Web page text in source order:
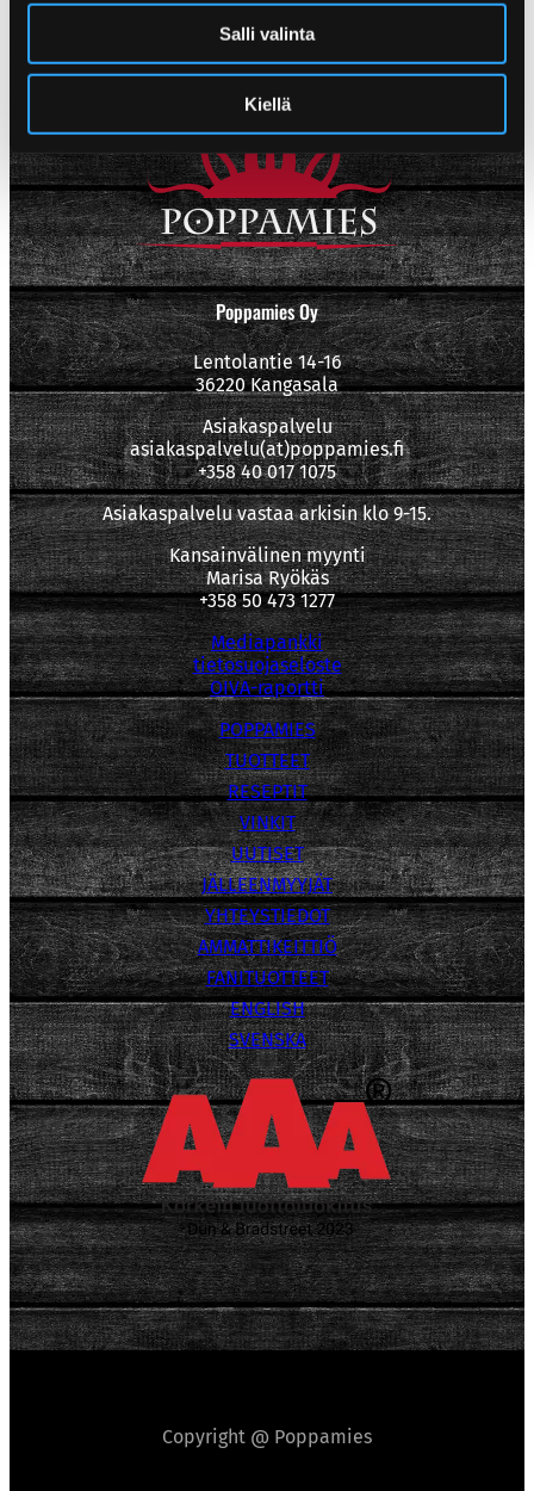
Salli valinta
Kiellä
Poppamies Oy
Lentolantie 14-16
36220 Kangasala
Asiakaspalvelu
asiakaspalvelu(at)poppamies.fi
+358 40 017 1075
Asiakaspalvelu vastaa arkisin klo 9-15.
Kansainvälinen myynti
Marisa Ryökäs
+358 50 473 1277
Mediapankki
tietosuojaseloste
OIVA-raportti
POPPAMIES
TUOTTEET
RESEPTIT
VINKIT
UUTISET
JÄLLEENMYYJÄT
YHTEYSTIEDOT
AMMATTIKEITTIÖ
FANITUOTTEET
ENGLISH
SVENSKA
Copyright @ Poppamies